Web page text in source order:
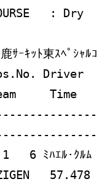
: Dry
ｻｰｷｯﾄ東ｽﾍﾟｼｬﾙ
Time
57.478